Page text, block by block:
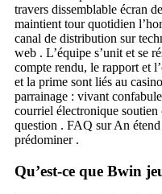
travers dissemblable écran
maintient tour quotidien
canal de distribution sur
web . L’équipe s’unit et se
compte rendu, le rapport et
et la prime sont liés au
parrainage : vivant
courriel électronique
question . FAQ sur An
prédominer .
Qu’est-ce que Bwin